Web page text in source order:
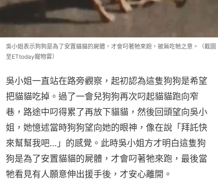
吳小姐表示狗狗是為了安置貓貓的屍體，才會叼著牠來跑，被無吃牠之意。（截圖
至ETtoday寵物雲）
吳小姐一直站在路旁觀察，起初認為這隻狗狗是希望
把貓貓吃掉。過了一會兒狗狗再次叼起貓貓跑向窄
巷，路途中叼得累了再放下貓貓，然後回頭望向吳小
姐，她憶述當時狗狗望向她的眼神，像在說「拜託快
來幫幫我吧…」的感覺。此時吳小姐方才明白這隻狗
狗是為了安置貓貓的屍體，才會叼著牠來跑，最後當
牠看見有人願意伸出援手後，才安心離開。